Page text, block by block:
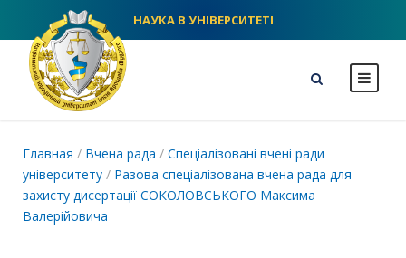
НАУКА В УНІВЕРСИТЕТІ
Главная / Вчена рада / Спеціалізовані вчені ради
університету / Разова спеціалізована вчена рада для
захисту дисертації СОКОЛОВСЬКОГО Максима
Валерійовича